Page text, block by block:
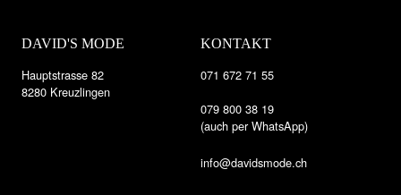
DAVID'S MODE
Hauptstrasse 82
8280 Kreuzlingen
KONTAKT
071 672 71 55
079 800 38 19
(auch per WhatsApp)
info@davidsmode.ch